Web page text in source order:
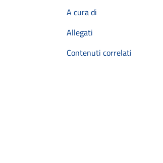
A cura di
Allegati
Contenuti correlati